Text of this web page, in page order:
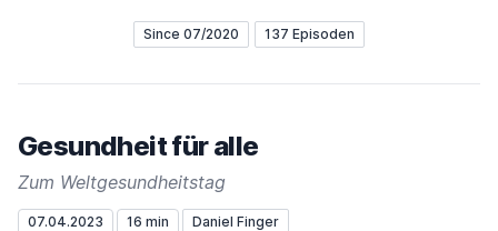
Since 07/2020 137 Episoden
Gesundheit für alle
Zum Weltgesundheitstag
07.04.2023 16 min Daniel Finger